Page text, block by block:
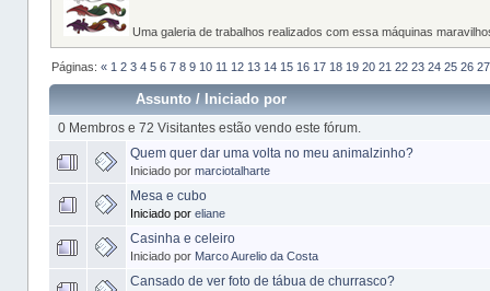
Uma galeria de trabalhos realizados com essa máquinas
Páginas: « 1 2 3 4 5 6 7 8 9 10 11 12 13 14 15 16 17 18 19 20 21 22 23 24 25 26 27
Assunto/ Iniciado por
0 Membros e 72 Visitantes estão vendo este fórum.
Quem quer dar uma volta no meu animalzinho?
Iniciado por marciotalharte
Mesa e cubo
Iniciado por eliane
Casinha e celeiro
Iniciado por Marco Aurelio da Costa
Cansado de ver foto de tábua de churrasco?